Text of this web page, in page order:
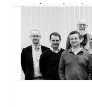
men fornyelsen
Stortingspartiene
med nye løfter,
konsekvenser.
og igjen – og
trygghet vi velger,